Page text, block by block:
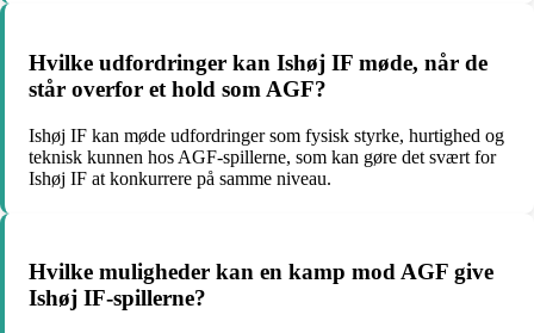
Hvilke udfordringer kan Ishøj IF møde, når de
står overfor et hold som AGF?
Ishøj IF kan møde udfordringer som fysisk styrke, hurtighed og
teknisk kunnen hos AGF-spillerne, som kan gøre det svært for
Ishøj IF at konkurrere på samme niveau.
Hvilke muligheder kan en kamp mod AGF give
Ishøj IF-spillerne?